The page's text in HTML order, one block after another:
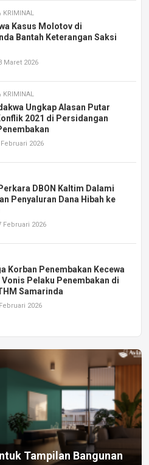
KRIMINAL
Kasus Molotov di
Bantah Keterangan Saksi
Maret 2026
KRIMINAL
Ungkap Alasan Putar
2021 di Persidangan
2026
DBON Kaltim Dalami
Penyaluran Dana Hibah ke
Februari 2026
Korban Penembakan Kecewa
Vonis Pelaku Penembakan di
Samarinda
2026
Tampilan Bangunan